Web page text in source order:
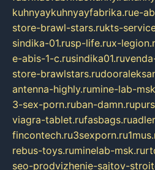
kuhnyaykuhnyayfabrika.rue-
store-brawl-stars.rukts-
sindika-01.rusp-life.rux-
e-abis-1-c.rusindika01.ru
store-brawlstars.ru
antenna-highly.rumine-lab-
3-sex-porn.ruban-damn.ru
viagra-tablet.rufasbags.ru
fincontech.ru3sexporn.ru
rebus-toys.ruminelab-msk.ru
seo-prodvizhenie-sajtov-